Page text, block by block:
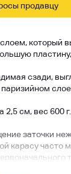
продавцу
который
пластину,
сзади,
слое.
2,5 см, вес 600 г.
заточки
карасу часто